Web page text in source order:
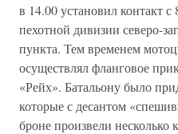
в 14.00 установил контакт
пехотной дивизии северо-
пункта. Тем временем
осуществлял фланговое
«Рейх». Батальону было
которые с десантом
броне произвели несколько